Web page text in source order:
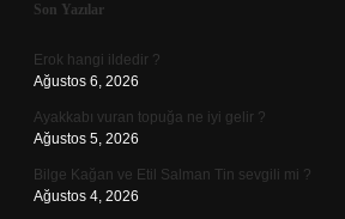
Sidebar
Son Yazılar
Erok hangi ildedir ?
Ağustos 6, 2026
Ayakkabı vuran topuğa ne iyi gelir ?
Ağustos 5, 2026
Bilge Kağan ve Etil Salman Tin sevgili mi ?
Ağustos 4, 2026